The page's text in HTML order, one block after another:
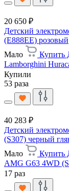
20 650 ₽
Детский
(E888EE) розовый
Мало
Купить
Lamborghini
Купили
53 раза
40 283 ₽
Детский
(S307) черный
Мало
Купить
AMG G63 4WD
17 раз